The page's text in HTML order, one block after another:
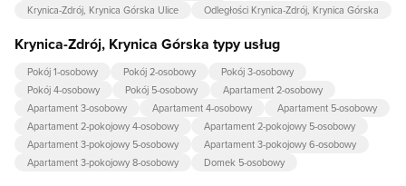
Krynica-Zdrój, Krynica Górska Ulice
Odległości Krynica-Zdrój, Krynica Górska
Krynica-Zdrój, Krynica Górska typy usług
Pokój 1-osobowy Pokój 2-osobowy
Pokój 3-osobowy
Pokój 4-osobowy
Pokój 5-osobowy
Apartament 2-osobowy
Apartament 3-osobowy
Apartament 4-osobowy
Apartament 5-osobowy
Apartament 2-pokojowy 4-osobowy
Apartament 2-pokojowy 5-osobowy
Apartament 3-pokojowy 5-osobowy
Apartament 3-pokojowy 6-osobowy
Apartament 3-pokojowy 8-osobowy
Domek 5-osobowy